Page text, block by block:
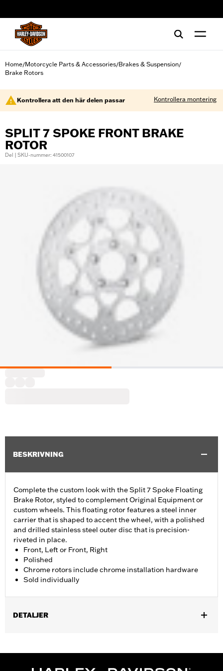
Home/Motorcycle Parts & Accessories/Brakes & Suspension/
Brake Rotors
Kontrollera att den här delen passar Kontrollera montering
SPLIT 7 SPOKE FRONT BRAKE
ROTOR
Del | SKU-nummer: 41500107
BESKRIVNING
Complete the custom look with the Split 7 Spoke Floating
Brake Rotor, styled to complement Original Equipment or
custom wheels. This floating rotor features a steel inner
carrier that is shaped to accent the wheel, with a polished
and drilled stainless steel outer disc that is precision-
riveted in place.
Front, Left or Front, Right
Polished
Chrome rotors include chrome installation hardware
Sold individually
DETALJER
FLHXU and FLTRXRRSE) and '09-later Trike models with